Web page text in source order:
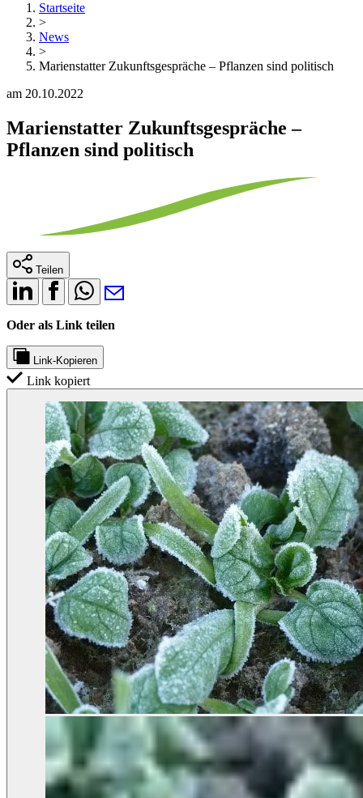
Startseite
>
News
>
Marienstatter Zukunftsgespräche – Pflanzen sind politisch
am 20.10.2022
Marienstatter Zukunftsgespräche –
Pflanzen sind politisch
Teilen
Oder als Link teilen
Link-Kopieren
Link kopiert